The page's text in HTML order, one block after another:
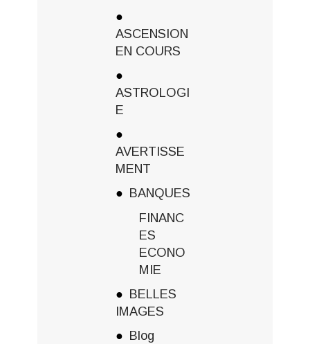
ASCENSION
EN COURS
ASTROLOGI
E
AVERTISSE
MENT
BANQUES
FINANC
ES
ECONO
MIE
BELLES
IMAGES
Blog